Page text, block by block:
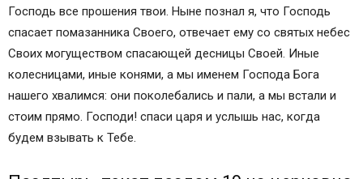
Господь все прошения твои. Ныне познал я, что Господь
спасает помазанника Своего, отвечает ему со святых небес
Своих могуществом спасающей десницы Своей. Иные
колесницами, иные конями, а мы именем Господа Бога
нашего хвалимся: они поколебались и пали, а мы встали и
стоим прямо. Господи! спаси царя и услышь нас, когда
будем взывать к Тебе.